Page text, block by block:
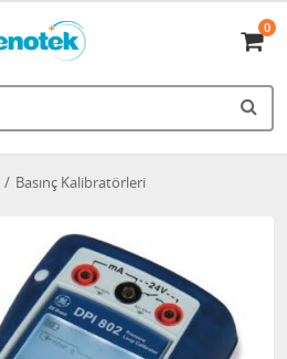
0
Basınç Kalibratörleri